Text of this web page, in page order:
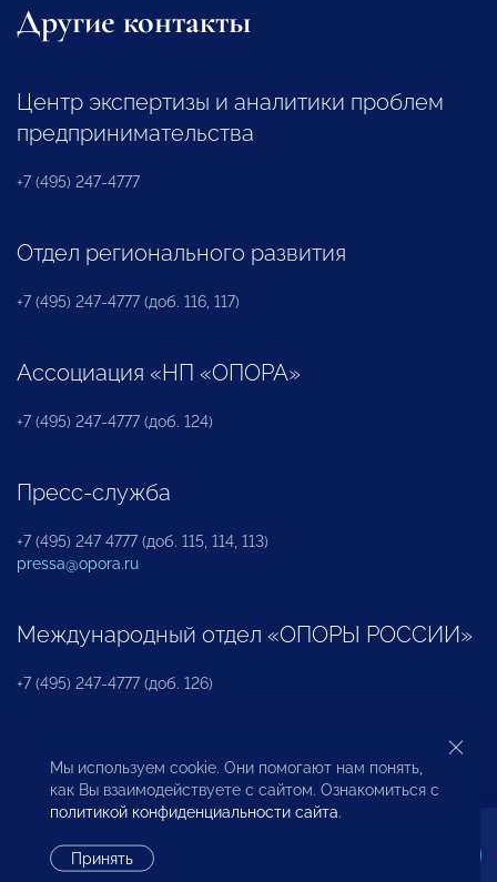
Другие контакты
Центр экспертизы и аналитики проблем
предпринимательства
+7 (495) 247-4777
Отдел регионального развития
+7 (495) 247-4777 (доб. 116, 117)
Ассоциация «НП «ОПОРА»
+7 (495) 247-4777 (доб. 124)
Пресс-служба
+7 (495) 247 4777 (доб. 115, 114, 113)
pressa@opora.ru
Международный отдел «ОПОРЫ РОССИИ»
+7 (495) 247-4777 (доб. 126)
Бюро по защите прав предпринимателей и
инвесторов
Мы используем cookie. Они помогают нам понять,
как Вы взаимодействуете с сайтом. Ознакомиться с
политикой конфиденциальности сайта.
Принять